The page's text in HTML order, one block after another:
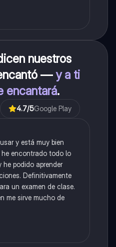
nuestros
—y a ti
encantará.
4.7/5Google Play
y está muy bien
encontrado todo lo
podido aprender
Definitivamente
un examen de clase.
me sirve mucho de